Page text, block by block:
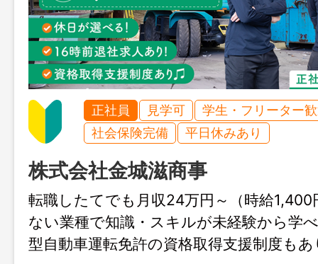
正社員 見学可
学生・フリーター
社会保険完備
平日休みあり
株式会社金城滋商事
転職したてでも月収24万円～（時給1,400
ない業種で知識・スキルが未経験から学
型自動車運転免許の資格取得支援制度も